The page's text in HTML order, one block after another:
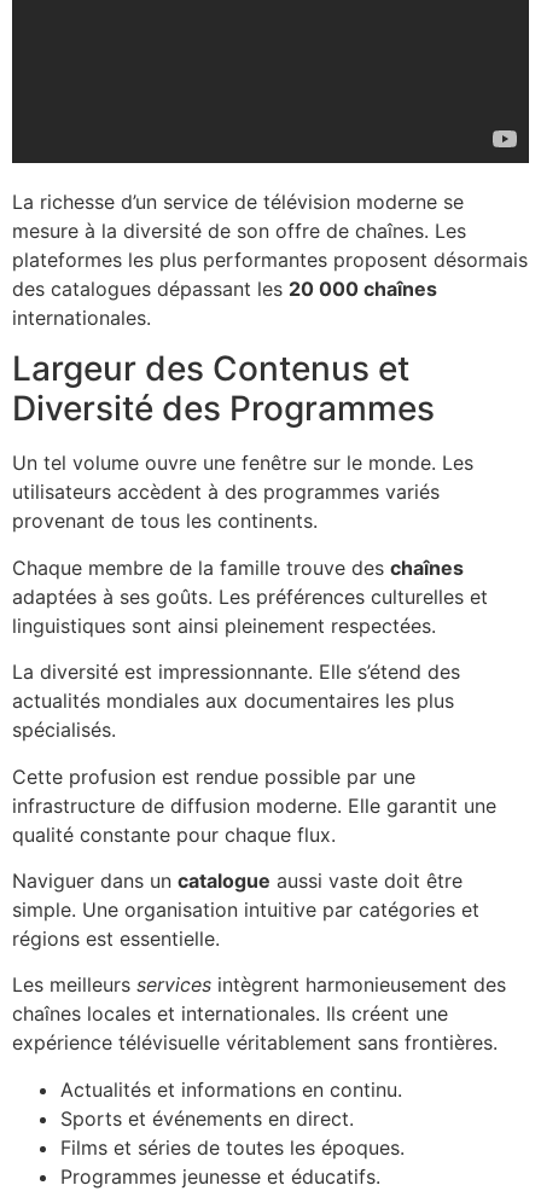
La richesse d’un service de télévision moderne se
mesure à la diversité de son offre de chaînes. Les
plateformes les plus performantes proposent désormais
des catalogues dépassant les 20 000 chaînes
internationales.
Largeur des Contenus et
Diversité des Programmes
Un tel volume ouvre une fenêtre sur le monde. Les
utilisateurs accèdent à des programmes variés
provenant de tous les continents.
Chaque membre de la famille trouve des chaînes
adaptées à ses goûts. Les préférences culturelles et
linguistiques sont ainsi pleinement respectées.
La diversité est impressionnante. Elle s’étend des
actualités mondiales aux documentaires les plus
spécialisés.
Cette profusion est rendue possible par une
infrastructure de diffusion moderne. Elle garantit une
qualité constante pour chaque flux.
Naviguer dans un catalogue aussi vaste doit être
simple. Une organisation intuitive par catégories et
régions est essentielle.
Les meilleurs services intègrent harmonieusement des
chaînes locales et internationales. Ils créent une
expérience télévisuelle véritablement sans frontières.
Actualités et informations en continu.
Sports et événements en direct.
Films et séries de toutes les époques.
Programmes jeunesse et éducatifs.